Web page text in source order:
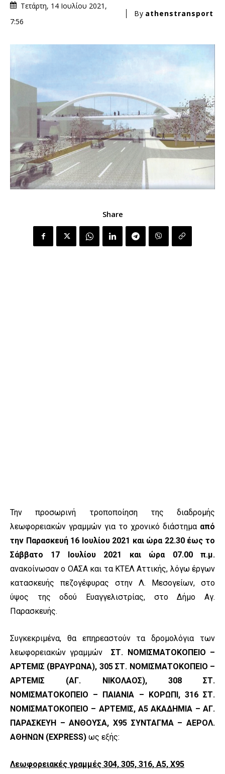
Τετάρτη, 14 Ιουλίου 2021,
7:56
By athenstransport
Share
Την προσωρινή τροποποίηση της διαδρομής
λεωφορειακών γραμμών για το χρονικό διάστημααπό
την Παρασκευή 16 Ιουλίου 2021 και ώρα 22.30 έως το
Σάββατο 17 Ιουλίου 2021 και ώρα 07.00 π.μ.
ανακοίνωσαν ο ΟΑΣΑ και τα ΚΤΕΛ Αττικής, λόγω έργων
κατασκευής πεζογέφυρας στην Λ. Μεσογείων, στο
ύψος της οδού Ευαγγελιστρίας, στο Δήμο Αγ.
Παρασκευής.
Συγκεκριμένα, θα επηρεαστούν τα δρομολόγια των
λεωφορειακών γραμμώνΣΤ. ΝΟΜΙΣΜΑΤΟΚΟΠΕΙΟ –
ΑΡΤΕΜΙΣ (ΒΡΑΥΡΩΝΑ), 305 ΣΤ. ΝΟΜΙΣΜΑΤΟΚΟΠΕΙΟ –
ΑΡΤΕΜΙΣ (ΑΓ. ΝΙΚΟΛΑΟΣ), 308
ΣΤ.
ΝΟΜΙΣΜΑΤΟΚΟΠΕΙΟ – ΠΑΙΑΝΙΑ – ΚΟΡΩΠΙ, 316 ΣΤ.
ΝΟΜΙΣΜΑΤΟΚΟΠΕΙΟ – ΑΡΤΕΜΙΣ, Α5 ΑΚΑΔΗΜΙΑ – ΑΓ.
ΠΑΡΑΣΚΕΥΗ – ΑΝΘΟΥΣΑ, Χ95 ΣΥΝΤΑΓΜΑ – ΑΕΡΟΛ.
ΑΘΗΝΩΝ (EXPRESS) ως εξής:
Λεωφορειακές γραμμές 304, 305, 316, Α5, Χ95